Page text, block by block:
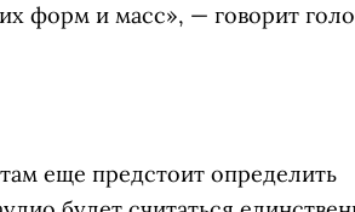
форм и масс», — говорит
еще предстоит определить